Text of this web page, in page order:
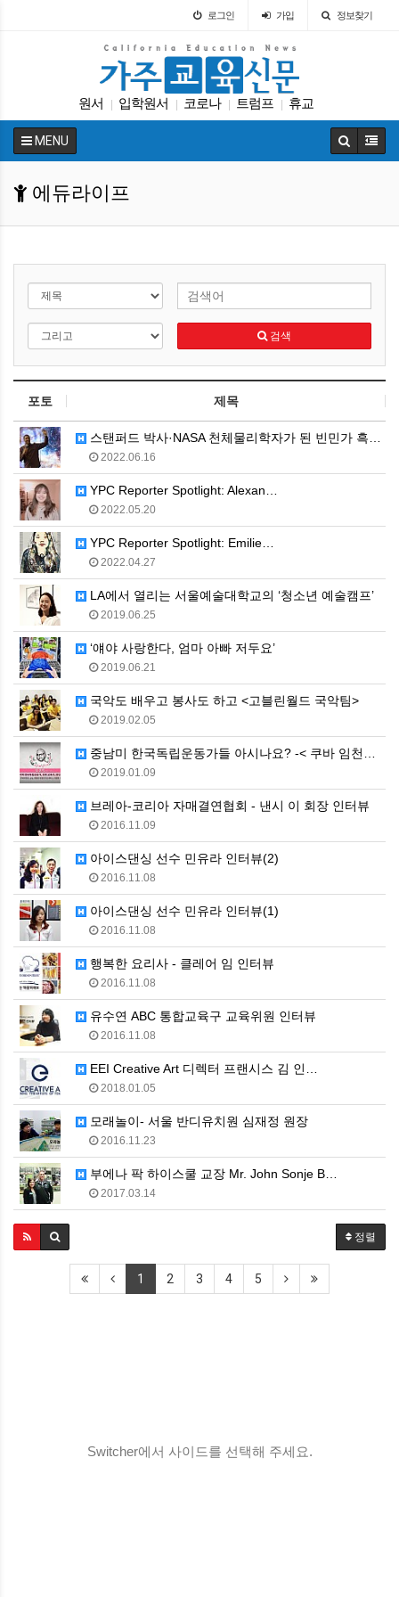
로그인 가입 정보찾기
원서 입학원서 코로나 트럼프 휴교
| 바이든 ACT ACT 대학원 매그닛 스쿨
MENU
에듀라이프
검색
포토 제목
스탠퍼드 박사·NASA 천체물리학자가 된 빈민가 흑인소…
2022.06.16
YPC Reporter Spotlight: Alexan…
2022.05.20
YPC Reporter Spotlight: Emilie…
2022.04.27
LA에서 열리는 서울예술대학교의 ‘청소년 예술캠프’
2019.06.25
‘얘야 사랑한다, 엄마 아빠 저두요’
2019.06.21
국악도 배우고 봉사도 하고 <고블린월드 국악팀>
2019.02.05
중남미 한국독립운동가들 아시나요? -< 쿠바 임천택 >
2019.01.09
브레아-코리아 자매결연협회 - 낸시 이 회장 인터뷰
2016.11.09
아이스댄싱 선수 민유라 인터뷰(2)
2016.11.08
아이스댄싱 선수 민유라 인터뷰(1)
2016.11.08
행복한 요리사 - 클레어 임 인터뷰
2016.11.08
유수연 ABC 통합교육구 교육위원 인터뷰
2016.11.08
EEI Creative Art 디렉터 프랜시스 김 인…
2018.01.05
모래놀이- 서울 반디유치원 심재정 원장
2016.11.23
부에나 팍 하이스쿨 교장 Mr. John Sonje B…
2017.03.14
정렬
1 2 3 4 5
Switcher에서 사이드를 선택해 주세요.